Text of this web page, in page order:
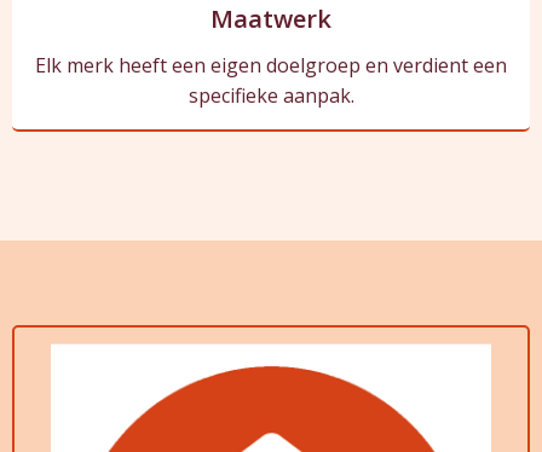
Maatwerk
Elk merk heeft een eigen doelgroep en verdient een
specifieke aanpak.